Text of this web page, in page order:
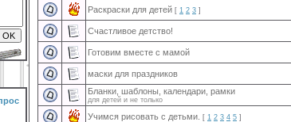
Раскраски для детей [ 1 2 3 ]
Счастливое детство!
Готовим вместе с мамой
маски для праздников
Бланки, шаблоны, календари, рамки
для детей и не только
Учимся рисовать с детьми. [ 1 2 3 4 5 ]